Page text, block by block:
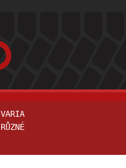
VARIA
RŮZNÉ